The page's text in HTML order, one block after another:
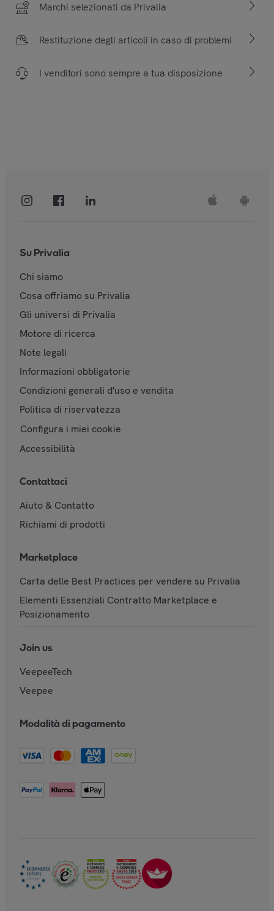
Marchi selezionati da Privalia
Restituzione degli articoli in caso di problemi
I venditori sono sempre a tua disposizione
Su Privalia
Chi siamo
Cosa offriamo su Privalia
Gli universi di Privalia
Motore di ricerca
Note legali
Informazioni obbligatorie
Condizioni generali d'uso e vendita
Politica di riservatezza
Configura i miei cookie
Accessibilità
Contattaci
Aiuto & Contatto
Richiami di prodotti
Marketplace
Carta delle Best Practices per vendere su Privalia
Elementi Essenziali Contratto Marketplace e
Posizionamento
Join us
VeepeeTech
Veepee
Modalità di pagamento